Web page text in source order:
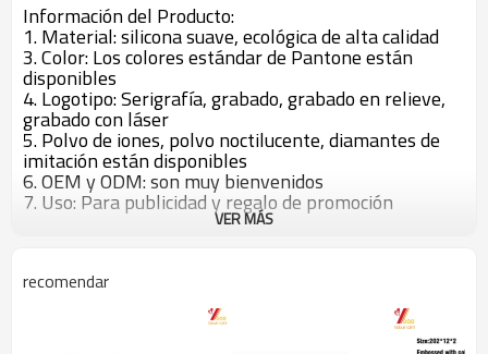
Información del Producto:
1. Material: silicona suave, ecológica de alta calidad
3. Color: Los colores estándar de Pantone están
disponibles
4. Logotipo: Serigrafía, grabado, grabado en relieve,
grabado con láser
5. Polvo de iones, polvo noctilucente, diamantes de
imitación están disponibles
6. OEM y ODM: son muy bienvenidos
7. Uso: Para publicidad y regalo de promoción
empresarial.
verificar el diseño.
10. Plazo de ejecución: 10 días hábiles después de
comprobar la muestra.
VER MÁS
recomendar